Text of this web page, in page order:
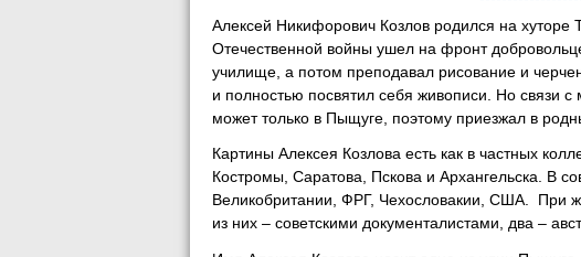
Алексей Никифорович Козлов родился на
Отечественной войны ушел на фронт
училище, а потом преподавал рисование и
и полностью посвятил себя живописи. Но связи
может только в Пыщуге, поэтому приезжал в
Картины Алексея Козлова есть как в частных
Костромы, Саратова, Пскова и Архангельска. В
Великобритании, ФРГ, Чехословакии, США. При
из них – советскими документалистами, два –